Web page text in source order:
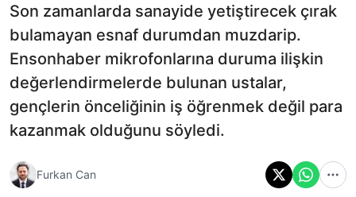
Son zamanlarda sanayide yetiştirecek çırak
bulamayan esnaf durumdan muzdarip.
Ensonhaber mikrofonlarına duruma ilişkin
değerlendirmelerde bulunan ustalar,
gençlerin önceliğinin iş öğrenmek değil para
kazanmak olduğunu söyledi.
Furkan Can